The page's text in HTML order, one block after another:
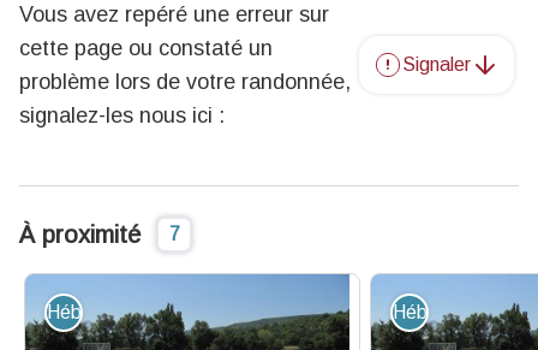
Vous avez repéré une erreur sur
cette page ou constaté un
problème lors de votre randonnée,
signalez-les nous ici :
Signaler
À proximité 7
Hébergement - Restauration Hébergement -